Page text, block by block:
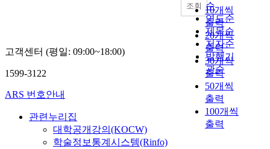
순
연도순
제목순
저자순
발행기
관순
10개씩
출력
20개씩
출력
30개씩
출력
50개씩
출력
100개씩
출력
조회
고객센터 (평일: 09:00~18:00)
1599-3122
ARS 번호안내
관련누리집
대학공개강의(KOCW)
학술정보통계시스템(Rinfo)